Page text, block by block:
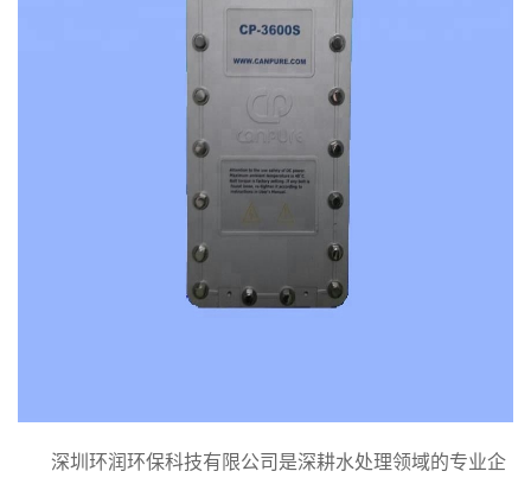
深圳环润环保科技有限公司是深耕水处理领域的专业企